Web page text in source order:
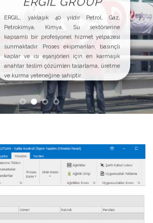
sektörünün ihtiyaç duyduğu nitelikli ve
güvenli ürün ihtiyacının bir bölümünü,
5000 çeşidi aşkın ürün yelpazesi, her daim
insan odaklı ve çevreye duyarlı yaklaşımı ile
1976’dan beri karşılamaktadır.